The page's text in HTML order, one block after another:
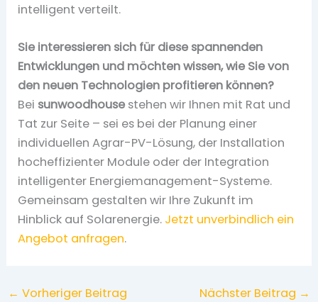
intelligent verteilt.
Sie interessieren sich für diese spannenden
Entwicklungen und möchten wissen, wie Sie von
den neuen Technologien profitieren können?
Bei sunwoodhouse stehen wir Ihnen mit Rat und
Tat zur Seite – sei es bei der Planung einer
individuellen Agrar-PV-Lösung, der Installation
hocheffizienter Module oder der Integration
intelligenter Energiemanagement-Systeme.
Gemeinsam gestalten wir Ihre Zukunft im
Hinblick auf Solarenergie. Jetzt unverbindlich ein
Angebot anfragen.
← Vorheriger Beitrag Nächster Beitrag →